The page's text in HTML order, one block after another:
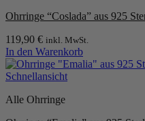
Ohrringe “Coslada” aus 925
119,90 € inkl. MwSt.
In den Warenkorb
Schnellansicht
Alle Ohrringe